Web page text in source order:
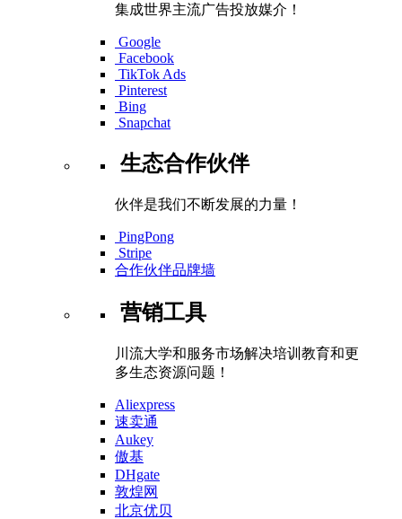
集成世界主流广告投放媒介！
Google
Facebook
TikTok Ads
Pinterest
Bing
Snapchat
生态合作伙伴
伙伴是我们不断发展的力量！
PingPong
Stripe
合作伙伴品牌墙
营销工具
川流大学和服务市场解决培训教育和更
多生态资源问题！
Aliexpress
速卖通
Aukey
傲基
DHgate
敦煌网
北京优贝